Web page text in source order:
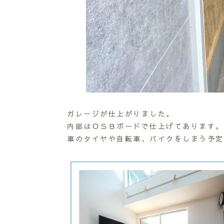
ガレージが仕上がりました。
内部はＯＳＢボードで仕上げてあります。
車のタイヤや自転車、バイクをしまう予